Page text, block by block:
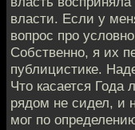
власти. Если у
вопрос про
Собственно, я их
публицистике.
Что касается Года
рядом не сидел, и
мог по